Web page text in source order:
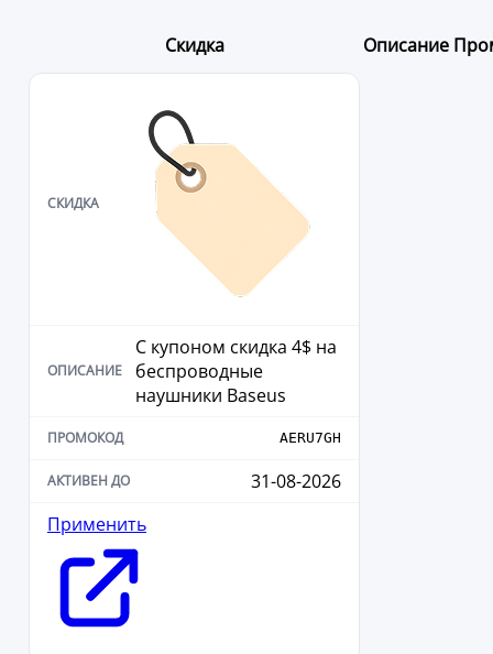
Скидка Описание
С купоном скидка 4$ на
беспроводные
наушники Baseus
AERU7GH
31-08-2026
Применить